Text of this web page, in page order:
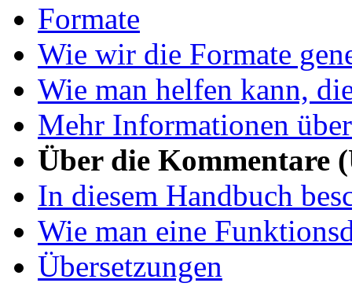
Formate
Wie wir die Formate
Wie man helfen kann,
Mehr Informationen
Über die Kommentare
In diesem Handbuch
Wie man eine
Übersetzungen